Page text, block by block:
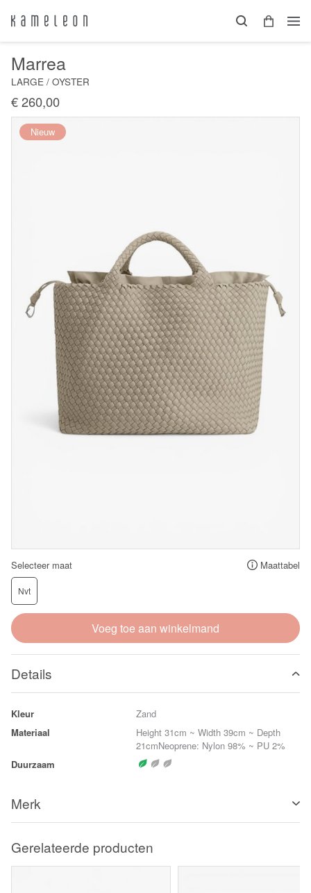
Marrea
LARGE / OYSTER
€ 260,00
Nieuw
Selecteer maat Maattabel
Nvt
Voeg toe aan winkelmand
Details
Kleur
Zand
Materiaal
Height 31cm ~ Width 39cm ~ Depth
21cmNeoprene: Nylon 98% ~ PU 2%
Duurzaam
Merk
Gerelateerde producten